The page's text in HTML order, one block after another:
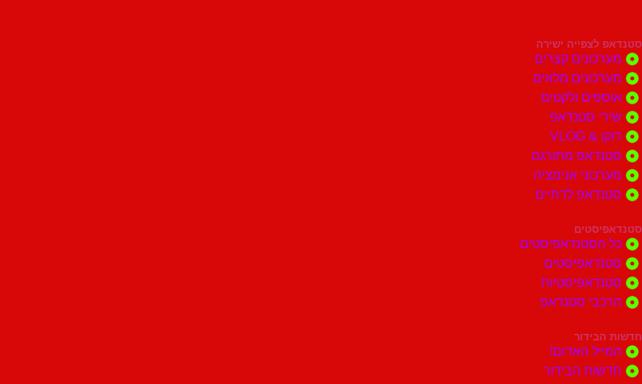
סטנדאפ לצפייה ישירה
מערכונים קצרים
מערכונים מלאים
אוספים ולקטים
שירי סטנדאפ
דוקו & VLOG
סטנדאפ מתורגם
מערכוני אנימציה
סטנדאפ לדתיים
סטנדאפיסטים
כל הסטנדאפיסטים
סטנדאפיסטים
סטנדאפיסטיות
הרכבי סטנדאפ
חדשות הבידור
המייל האדום!
חדשות הבידור